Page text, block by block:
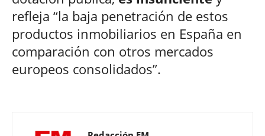
refleja “la baja penetración de estos
productos inmobiliarios en España en
comparación con otros mercados
europeos consolidados”.